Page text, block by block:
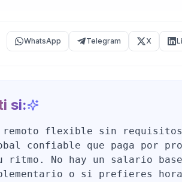
WhatsApp Telegram X
si:
remoto flexible sin
confiable que paga por
ritmo. No hay un salario
o si prefieres